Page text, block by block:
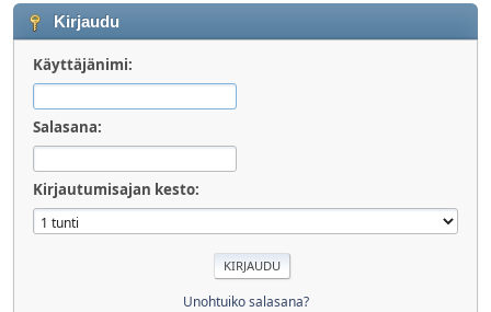
Kirjaudu
Käyttäjänimi:
Salasana:
Kirjautumisajan kesto:
Unohtuiko salasana?